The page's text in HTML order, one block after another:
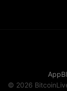
App
© 2026